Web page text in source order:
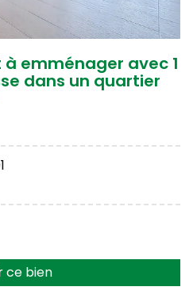
emménager avec 1
dans un quartier
ce bien